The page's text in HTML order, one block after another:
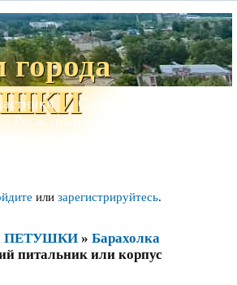
Сайт
Регистрация
или зарегистрируйтесь.
ПЕТУШКИ » Барахолка
питальник или корпус